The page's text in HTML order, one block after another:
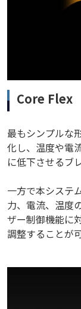
Core Flex
最もシンプルな
化し、温度や電
に低下させるブ
一方で本システ
力、電流、温度
ザー制御機能に
調整することが